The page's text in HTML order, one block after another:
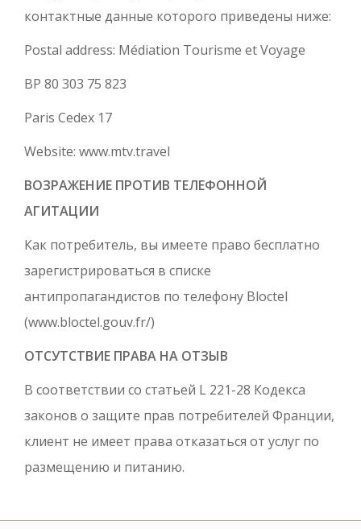
контактные данные которого приведены ниже:
Postal address: Médiation Tourisme et Voyage
BP 80 303 75 823
Paris Cedex 17
Website: www.mtv.travel
ВОЗРАЖЕНИЕ ПРОТИВ ТЕЛЕФОННОЙ
АГИТАЦИИ
Как потребитель, вы имеете право бесплатно
зарегистрироваться в списке
антипропагандистов по телефону Bloctel
(www.bloctel.gouv.fr/)
ОТСУТСТВИЕ ПРАВА НА ОТЗЫВ
В соответствии со статьей L 221-28 Кодекса
законов о защите прав потребителей Франции,
клиент не имеет права отказаться от услуг по
размещению и питанию.